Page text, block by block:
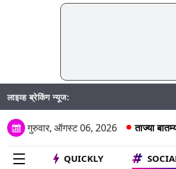
लाइव्ह ब्रेकिंग न्यूज:
गुरुवार, ऑगस्ट 06, 2026 ताज्या
QUICKLY